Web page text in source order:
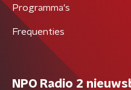
Programma's
Frequenties
NPO Radio 2